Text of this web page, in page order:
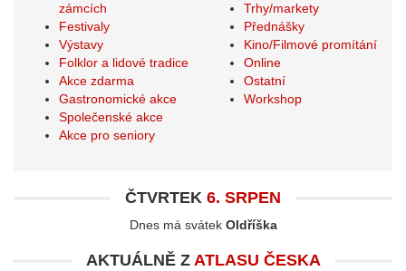
zámcích
Festivaly
Výstavy
Folklor a lidové tradice
Akce zdarma
Gastronomické akce
Společenské akce
Akce pro seniory
Trhy/markety
Přednášky
Kino/Filmové promítání
Online
Ostatní
Workshop
ČTVRTEK 6. SRPEN
Dnes má svátek Oldříška
AKTUÁLNĚ Z ATLASU ČESKA